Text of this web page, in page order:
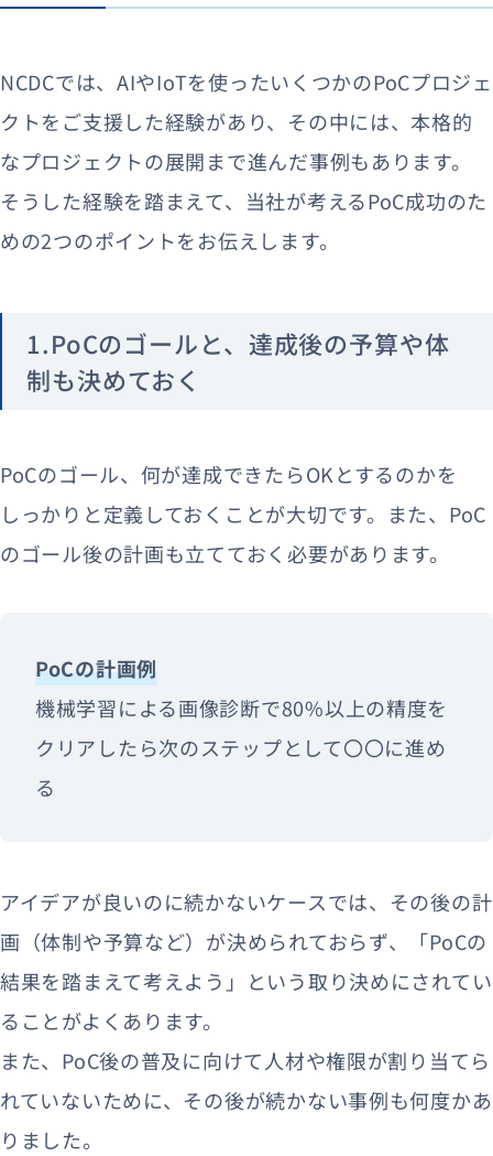
NCDCでは、AIやIoTを使ったいくつかのPoCプロジェ
クトをご支援した経験があり、その中には、本格的
なプロジェクトの展開まで進んだ事例もあります。
そうした経験を踏まえて、当社が考えるPoC成功のた
めの2つのポイントをお伝えします。
1.PoCのゴールと、達成後の予算や体
制も決めておく
PoCのゴール、何が達成できたらOKとするのかを
しっかりと定義しておくことが大切です。また、PoC
のゴール後の計画も立てておく必要があります。
PoCの計画例
機械学習による画像診断で80%以上の精度を
クリアしたら次のステップとして〇〇に進め
る
アイデアが良いのに続かないケースでは、その後の計
画（体制や予算など）が決められておらず、「PoCの
結果を踏まえて考えよう」という取り決めにされてい
ることがよくあります。
また、PoC後の普及に向けて人材や権限が割り当てら
れていないために、その後が続かない事例も何度かあ
りました。